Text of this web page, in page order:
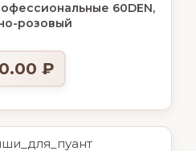
60DEN,
розовый
₽